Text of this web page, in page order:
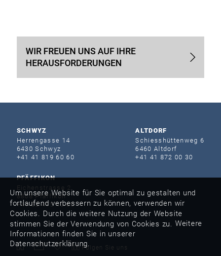
WIR FREUEN UNS AUF IHRE
HERAUSFORDERUNGEN
SCHWYZ
Herrengasse 14
6430 Schwyz
+41 41 819 60 60
ALTDORF
Schiesshütten­weg 6
6460 Altdorf
+41 41 872 00 30
PFÄFFIKON
Eichenstrasse 2
8808 Pfäffikon
+41 55 415 40 60
Folgen Sie uns
Um unsere Website für Sie optimal zu gestalten und
fortlaufend verbessern zu können, verwenden wir
Cookies. Durch die weitere Nutzung der Website
stimmen Sie der Verwendung von Cookies zu. Weitere
Informationen finden Sie in unserer
Datenschutzerklärung.